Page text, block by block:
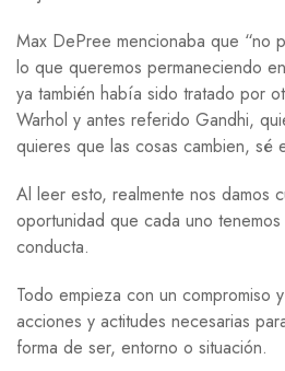
Max DePree mencionaba que “no
lo que queremos permaneciendo
ya también había sido tratado por
Warhol y antes referido Gandhi,
quieres que las cosas cambien, sé
Al leer esto, realmente nos damos
oportunidad que cada uno
conducta.
Todo empieza con un compromiso
acciones y actitudes necesarias
forma de ser, entorno o situación.